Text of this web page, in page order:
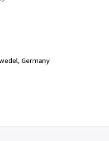
Germany